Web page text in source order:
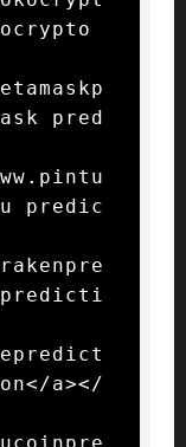
pred
predic
predicti
a></